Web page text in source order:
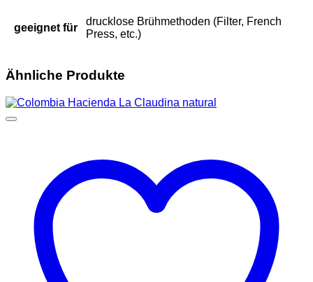
geeignet für
drucklose Brühmethoden (Filter, French
Press, etc.)
Ähnliche Produkte